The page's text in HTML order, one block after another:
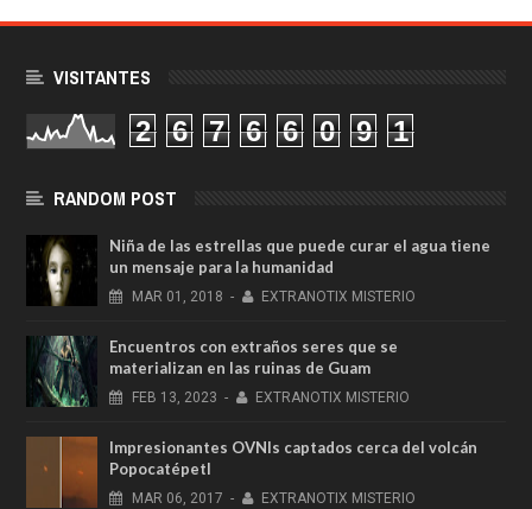
VISITANTES
2 6 7 6 6 0 9 1
RANDOM POST
Niña de las estrellas que puede curar el agua tiene
un mensaje para la humanidad
MAR 01, 2018 - EXTRANOTIX MISTERIO
Encuentros con extraños seres que se
materializan en las ruinas de Guam
FEB 13, 2023 - EXTRANOTIX MISTERIO
Impresionantes OVNIs captados cerca del volcán
Popocatépetl
MAR 06, 2017 - EXTRANOTIX MISTERIO